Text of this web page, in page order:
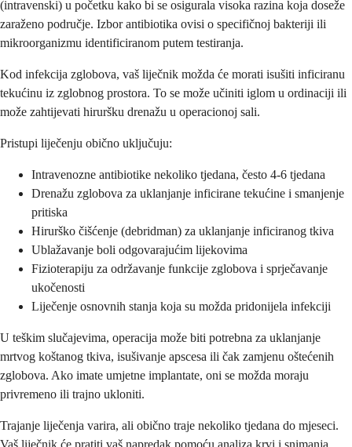
(intravenski) u početku kako bi se osigurala visoka razina koja doseže
zaraženo područje. Izbor antibiotika ovisi o specifičnoj bakteriji ili
mikroorganizmu identificiranom putem testiranja.
Kod infekcija zglobova, vaš liječnik možda će morati isušiti inficiranu
tekućinu iz zglobnog prostora. To se može učiniti iglom u ordinaciji ili
može zahtijevati hiruršku drenažu u operacionoj sali.
Pristupi liječenju obično uključuju:
Intravenozne antibiotike nekoliko tjedana, često 4-6 tjedana
Drenažu zglobova za uklanjanje inficirane tekućine i smanjenje
pritiska
Hirurško čišćenje (debridman) za uklanjanje inficiranog tkiva
Ublažavanje boli odgovarajućim lijekovima
Fizioterapiju za održavanje funkcije zglobova i sprječavanje
ukočenosti
Liječenje osnovnih stanja koja su možda pridonijela infekciji
U teškim slučajevima, operacija može biti potrebna za uklanjanje
mrtvog koštanog tkiva, isušivanje apscesa ili čak zamjenu oštećenih
zglobova. Ako imate umjetne implantate, oni se možda moraju
privremeno ili trajno ukloniti.
Trajanje liječenja varira, ali obično traje nekoliko tjedana do mjeseci.
Vaš liječnik će pratiti vaš napredak pomoću analiza krvi i snimanja